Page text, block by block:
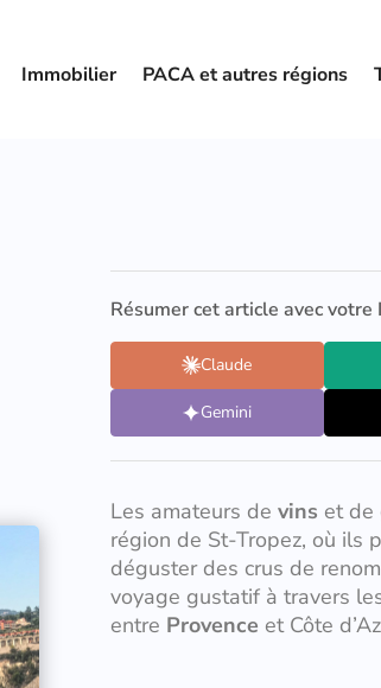
Immobilier PACA et autres régions
Résumer cet article avec votre
Claude
Gemini
Les amateurs de vins et de
région de St-Tropez, où ils
déguster des crus de
voyage gustatif à travers
entre Provence et Côte